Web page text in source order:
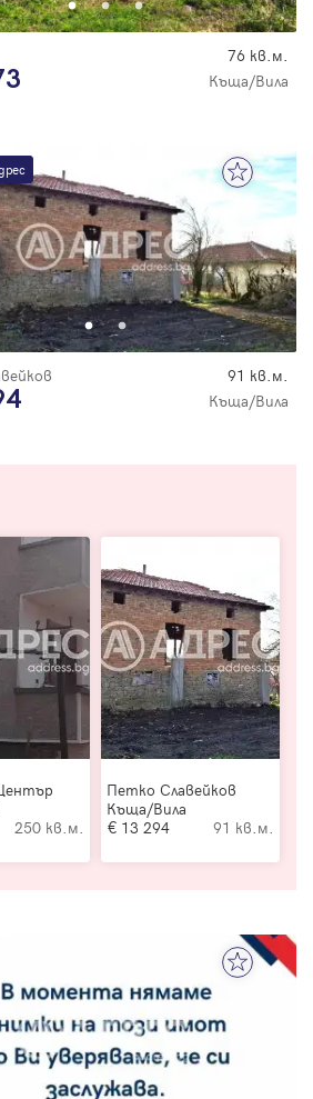
76 кв.м.
Къща/Вила
91 кв.м.
Къща/Вила
250 кв.м.
Петко Славейков
Къща/Вила
13 294
91 кв.м.